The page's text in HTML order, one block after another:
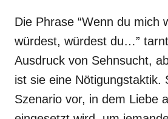
Die Phrase “Wenn du mich
würdest, würdest du…”
Ausdruck von Sehnsucht,
ist sie eine Nötigungstaktik.
Szenario vor, in dem Liebe